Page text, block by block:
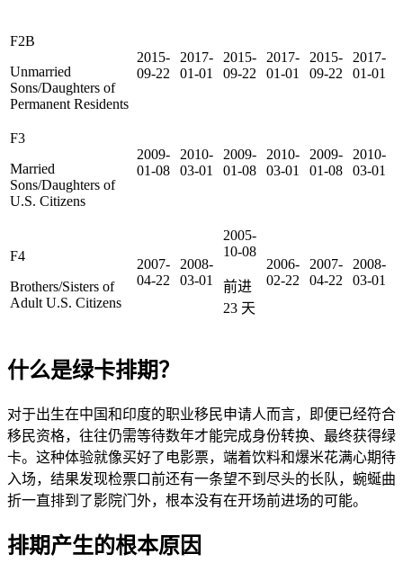
F2B
Unmarried
Sons/Daughters of
Permanent Residents
2015-
09-22
2017-
01-01
2015-
09-22
2017-
01-01
2015-
09-22
2017-
01-01
F3
Married
Sons/Daughters of
U.S. Citizens
2009-
01-08
2010-
03-01
2009-
01-08
2010-
03-01
2009-
01-08
2010-
03-01
F4
Brothers/Sisters of
Adult U.S. Citizens
2007-
04-22
2008-
03-01
2005-
10-08
前进
23 天
2006-
02-22
2007-
04-22
2008-
03-01
什么是绿卡排期？
对于出生在中国和印度的职业移民申请人而言，即便已经符合
移民资格，往往仍需等待数年才能完成身份转换、最终获得绿
卡。这种体验就像买好了电影票，端着饮料和爆米花满心期待
入场，结果发现检票口前还有一条望不到尽头的长队，蜿蜒曲
折一直排到了影院门外，根本没有在开场前进场的可能。
排期产生的根本原因